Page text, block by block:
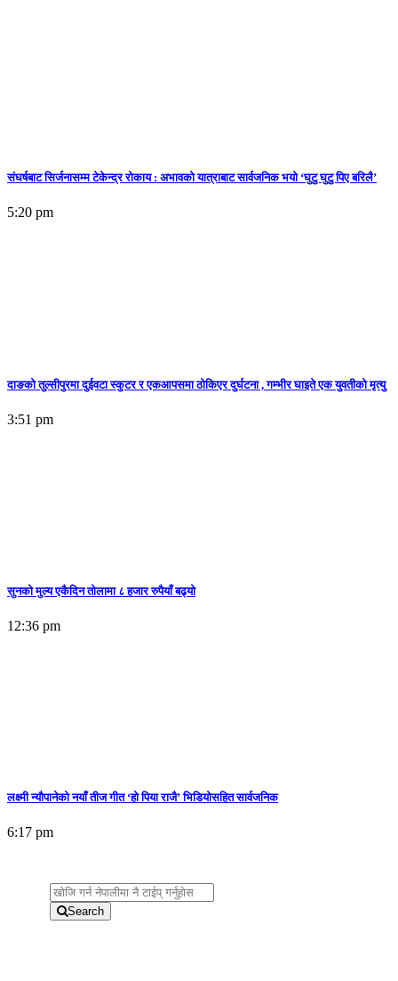
संघर्षबाट सिर्जनासम्म टेकेन्द्र रोकाय : अभावको यात्राबाट सार्वजनिक भयो ‘घुटु घुटु पिए बरिलै’
5:20 pm
दाङको तुल्सीपुरमा दुईवटा स्कुटर र एकआपसमा ठोकिएर दुर्घटना , गम्भीर घाइते एक युवतीको मृत्यु
3:51 pm
सुनकाे मुल्य एकैदिन तोलामा ८ हजार रुपैयाँ बढ्यो
12:36 pm
लक्ष्मी न्यौपानेको नयाँ तीज गीत ‘हो पिया राजै’ भिडियोसहित सार्वजनिक
6:17 pm
Search